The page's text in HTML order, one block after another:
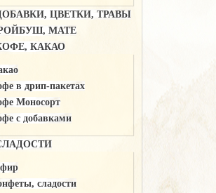
ЦВЕТКИ, ТРАВЫ
РОЙБУШ, МАТЕ
КАКАО
в дрип-пакетах
Моносорт
с добавками
сладости